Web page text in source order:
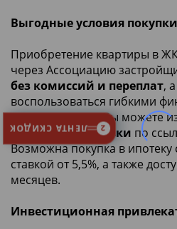
Выгодные условия покупки
Приобретение квартиры в
через Ассоциацию
без комиссий и переплат,
воспользоваться гибкими
инструментами. Вы можете
цены и планировки по
Возможна покупка в
ставкой от 5,5%, а также
месяцев.
Инвестиционная
2
ЛЕНТА СКИДОК